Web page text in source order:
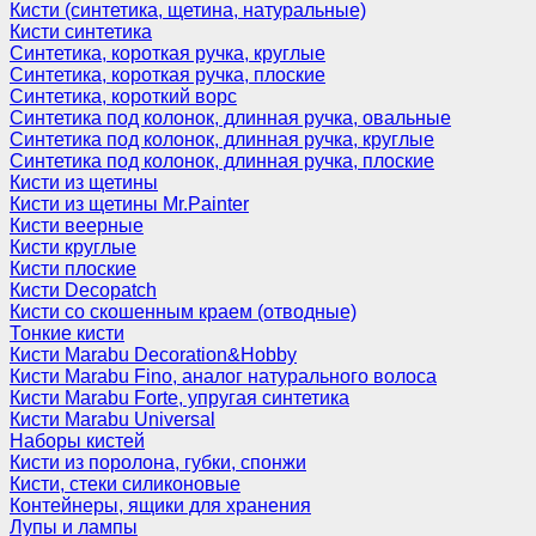
Кисти (синтетика, щетина, натуральные)
Кисти синтетика
Синтетика, короткая ручка, круглые
Синтетика, короткая ручка, плоские
Синтетика, короткий ворс
Синтетика под колонок, длинная ручка, овальные
Синтетика под колонок, длинная ручка, круглые
Синтетика под колонок, длинная ручка, плоские
Кисти из щетины
Кисти из щетины Mr.Painter
Кисти веерные
Кисти круглые
Кисти плоские
Кисти Decopatch
Кисти со скошенным краем (отводные)
Тонкие кисти
Кисти Marabu Decoration&Hobby
Кисти Marabu Fino, аналог натурального волоса
Кисти Marabu Forte, упругая синтетика
Кисти Marabu Universal
Наборы кистей
Кисти из поролона, губки, спонжи
Кисти, стеки силиконовые
Контейнеры, ящики для хранения
Лупы и лампы